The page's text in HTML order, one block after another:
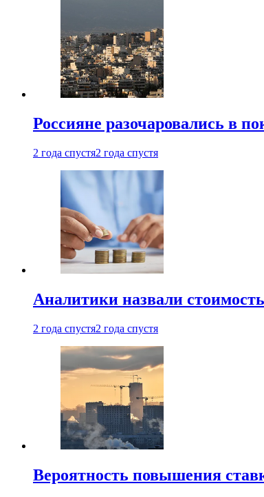
Россияне разочаровались в
2 года спустя2 года спустя
Аналитики назвали
2 года спустя2 года спустя
Вероятность повышения